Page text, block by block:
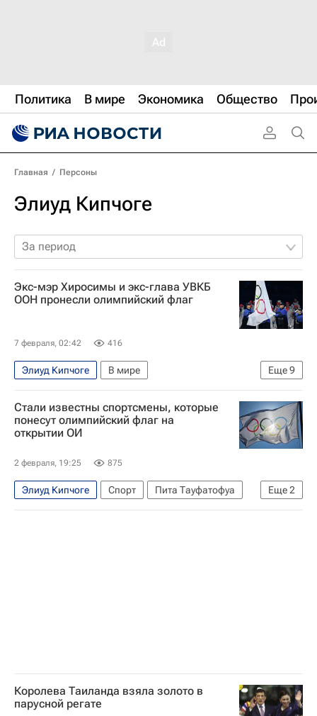
Политика В мире Экономика Общество
Главная / Персоны
Элиуд Кипчоге
За период
Экс-мэр Хиросимы и экс-глава УВКБ
ООН пронесли олимпийский флаг
7 февраля, 02:42 416
Еще9
Элиуд Кипчоге
В мире
Хиросима (префектура)
Италия
Кения
Филиппо Гранди
Ребека Андраде
ООН
Управление Верховного комиссара ООН по делам беженцев
Зимние Олимпийские игры 2026
Стали известны спортсмены, которые
понесут олимпийский флаг на
открытии ОИ
2 февраля, 19:25 875
Еще2
Элиуд Кипчоге Спорт
Пита Тауфатофуа
Мартина Вальчепина
Королева Таиланда взяла золото в
парусной регате